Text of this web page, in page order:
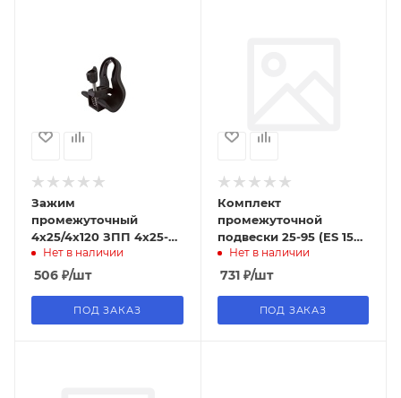
Зажим
промежуточный
4х25/4х120 ЗПП 4х25-
120 (ЗПС, SO270,
PSP25/120) TDM
Нет в наличии
506 ₽/шт
ПОД ЗАКАЗ
Комплект
промежуточной
подвески 25-95 (ES 1500
) Niled
Нет в наличии
731₽/шт
ПОД ЗАКАЗ